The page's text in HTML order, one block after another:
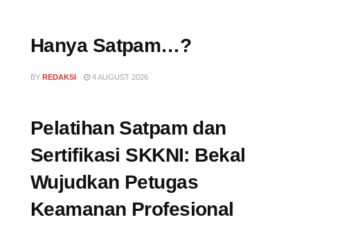
Hanya Satpam…?
BY REDAKSI 4 AUGUST 2026
Pelatihan Satpam dan
Sertifikasi SKKNI: Bekal
Wujudkan Petugas
Keamanan Profesional